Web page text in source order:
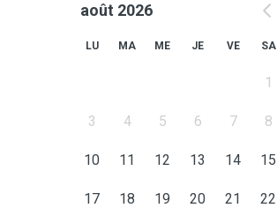
août 2026
LU MA ME JE VE SA
1
3 4 5 6 7 8
10 11 12 13 14 15
17 18 19 20 21 22